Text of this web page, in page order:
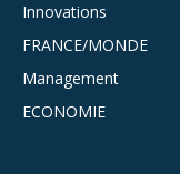
Innovations
FRANCE/MONDE
Management
ECONOMIE